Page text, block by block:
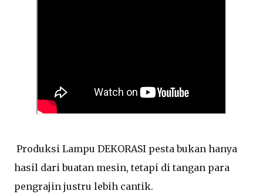
Produksi Lampu DEKORASI pesta bukan hanya
hasil dari buatan mesin, tetapi di tangan para
pengrajin justru lebih cantik.